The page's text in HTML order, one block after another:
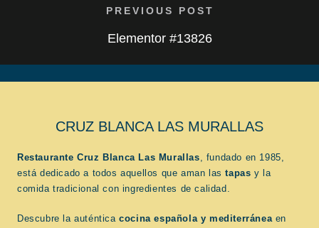
PREVIOUS POST
Elementor #13826
CRUZ BLANCA LAS MURALLAS
Restaurante Cruz Blanca Las Murallas, fundado en 1985,
está dedicado a todos aquellos que aman lastapasy la
comida tradicional con ingredientes de calidad.
Descubre la auténticacocina española y mediterráneaen